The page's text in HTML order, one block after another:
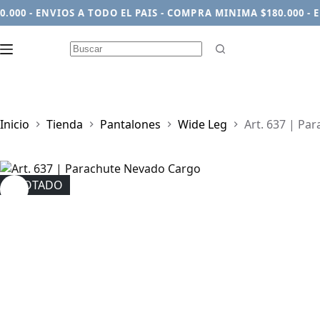
- ENVIOS A TODO EL PAIS - COMPRA MINIMA $180.000 -
Inicio Tienda Pantalones Wide Leg Art. 637 |
AGOTADO